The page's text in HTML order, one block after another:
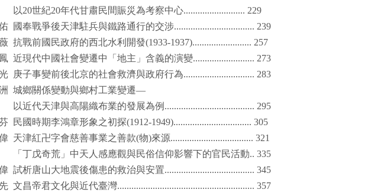
以20世紀20年代甘肅民間賑災為考察中心.......................... 229
國奉戰爭後天津駐兵與鐵路通行的交涉.................................. 239
抗戰前國民政府的西北水利開發(1933-1937)......................... 257
近現代中國社會變遷中「地主」含義的演變.......................... 273
庚子事變前後北京的社會救濟與政府行為.............................. 283
城鄉關係變動與鄉村工業變遷—
以近代天津與高陽織布業的發展為例 ...................................... 295
民國時期李鴻章形象之初探(1912-1949)................................. 305
天津紅卍字會慈善事業之善款(物)來源................................... 321
「丁戊奇荒」中天人感應觀與民俗信仰影響下的官民活動.. 335
試析唐山大地震後傷患的救治與安置...................................... 345
文昌帝君文化與近代臺灣.......................................................... 357